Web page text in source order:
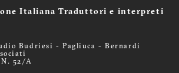
Italiana Traduttori e interpreti
Budriesi - Pagliuca - Bernardi
52/A